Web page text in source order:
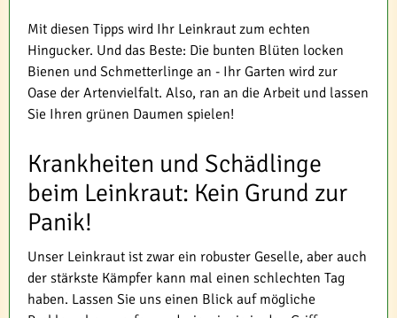
Mit diesen Tipps wird Ihr Leinkraut zum echten
Hingucker. Und das Beste: Die bunten Blüten locken
Bienen und Schmetterlinge an - Ihr Garten wird zur
Oase der Artenvielfalt. Also, ran an die Arbeit und lassen
Sie Ihren grünen Daumen spielen!
Krankheiten und Schädlinge
beim Leinkraut: Kein Grund zur
Panik!
Unser Leinkraut ist zwar ein robuster Geselle, aber auch
der stärkste Kämpfer kann mal einen schlechten Tag
haben. Lassen Sie uns einen Blick auf mögliche